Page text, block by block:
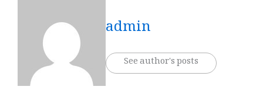
admin
See author's posts